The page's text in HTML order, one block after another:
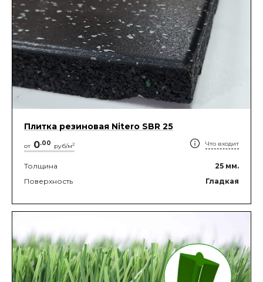
Плитка резиновая Nitero SBR 25
от 0.00 руб/м2 Что входит
Толщина 25 мм.
Поверхность
Гладкая